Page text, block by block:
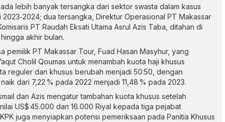
lebih banyak tersangka dari sektor swasta dalam kasus
dua tersangka, Direktur Operasional PT Makassar
PT Raudah Eksati Utama Asrul Azis Taba, ditahan di
akhir bulan.
pemilik PT Makassar Tour, Fuad Hasan Masyhur, yang
Cholil Qoumas untuk menambah kuota haji khusus
reguler dan khusus berubah menjadi 50:50, dengan
dari 7,22 % pada 2022 menjadi 11,48 % pada 2023.
dan Azis mengatur tambahan kuota khusus setelah
US$ 45.000 dan 16.000 Riyal kepada tiga pejabat
juga menyiapkan potensi pemeriksaan pada Panitia Khusus